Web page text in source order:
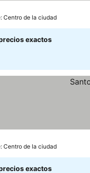
Centro de la ciudad
exactos
Centro de la ciudad
exactos